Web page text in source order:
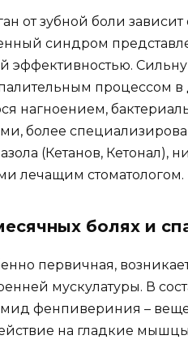
от зубной боли
синдром
эффективностью.
процессом в
нагноением,
более
(Кетанов, Кетонал),
лечащим стоматологом.
болях и
первичная,
мускулатуры. В
фенпивериния –
на гладкие